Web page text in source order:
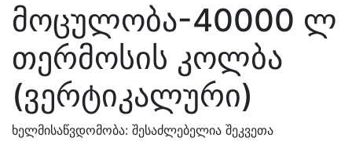
მოცულობა-40000 ლ
თერმოსის კოლბა
(ვერტიკალური)
ხელმისაწვდომობა: შესაძლებელია შეკვეთა